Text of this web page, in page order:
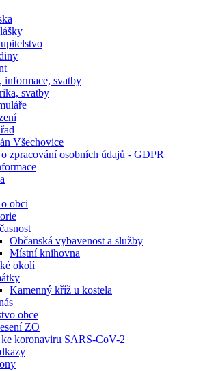
informace, svatby
svatby
Všechovice
zpracování osobních údajů - GDPR
obci
Občanská vybavenost a služby
Místní knihovna
okolí
Kamenný kříž u kostela
obce
ZO
koronaviru SARS-CoV-2